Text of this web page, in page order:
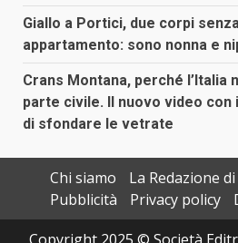
Giallo a Portici, due corpi
appartamento: sono nonna e
Crans Montana, perché
parte civile. Il nuovo video con
di sfondare le vetrate
Chi siamo
La Redazione
Pubblicità
Privacy policy